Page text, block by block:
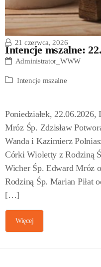
Intencje mszalne:
21 czerwca, 2026
Administrator_WWW
Intencje mszalne
Poniedziałek, 22.06.2026,
Mróz Śp. Zdzisław
Wanda i Kazimierz
Córki Wioletty z Rodziną
Wicher Śp. Edward Mróz
Rodziną Śp. Marian Piłat
[…]
Więcej